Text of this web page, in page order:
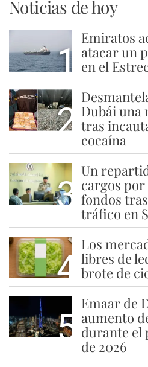
Noticias de hoy
1
Emiratos
atacar un
en el
2 Dubái una
tras
cocaína
3
Un
cargos
fondos
tráfico en
4
Los
libres de
brote de
5
Emaar de
aumento
durante el
de 2026